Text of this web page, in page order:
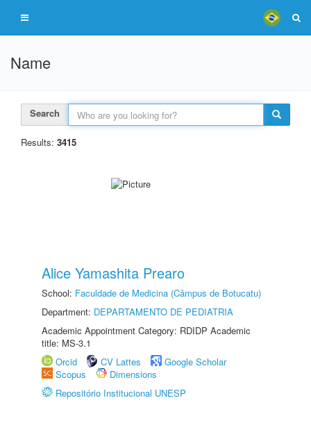
Name
Search
Results: 3415
Alice Yamashita Prearo
School: Faculdade de Medicina (Câmpus de Botucatu)
Department: DEPARTAMENTO DE PEDIATRIA
Academic Appointment Category: RDIDP Academic
title: MS-3.1
Orcid
CV Lattes
Google Scholar
Scopus
Dimensions
Repositório Institucional UNESP